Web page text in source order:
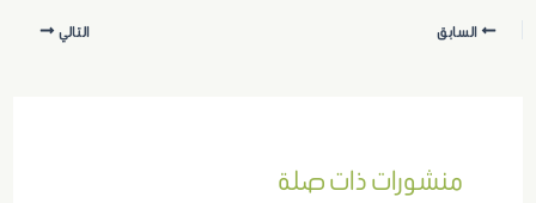
السابق التالي
منشورات ذات صلة